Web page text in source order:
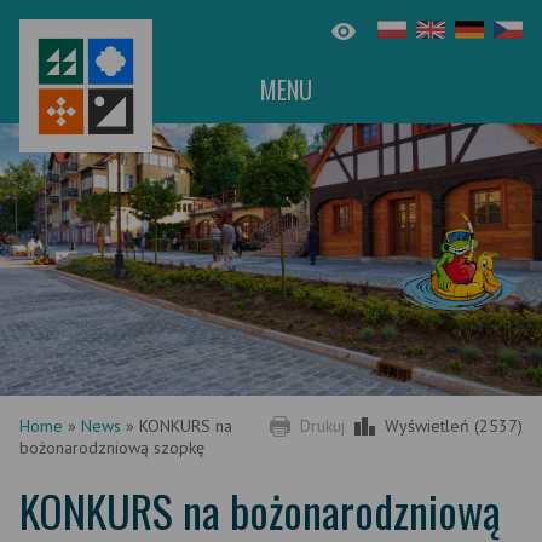
MENU
Drukuj Wyświetleń (2537)
Home » News » KONKURS na
bożonarodzniową szopkę
KONKURS na bożonarodzniową